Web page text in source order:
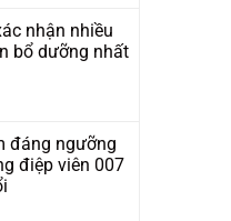
nhận nhiều
bổ dưỡng nhất
đáng ngưỡng
điệp viên 007